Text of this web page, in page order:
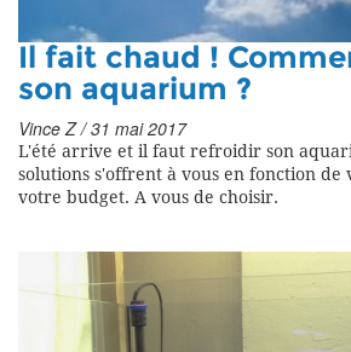
Il fait chaud !
son aquarium ?
Vince Z / 31 mai 2017
L'été arrive et il faut refroidir son
solutions s'offrent à vous en fonction de
votre budget. A vous de choisir.